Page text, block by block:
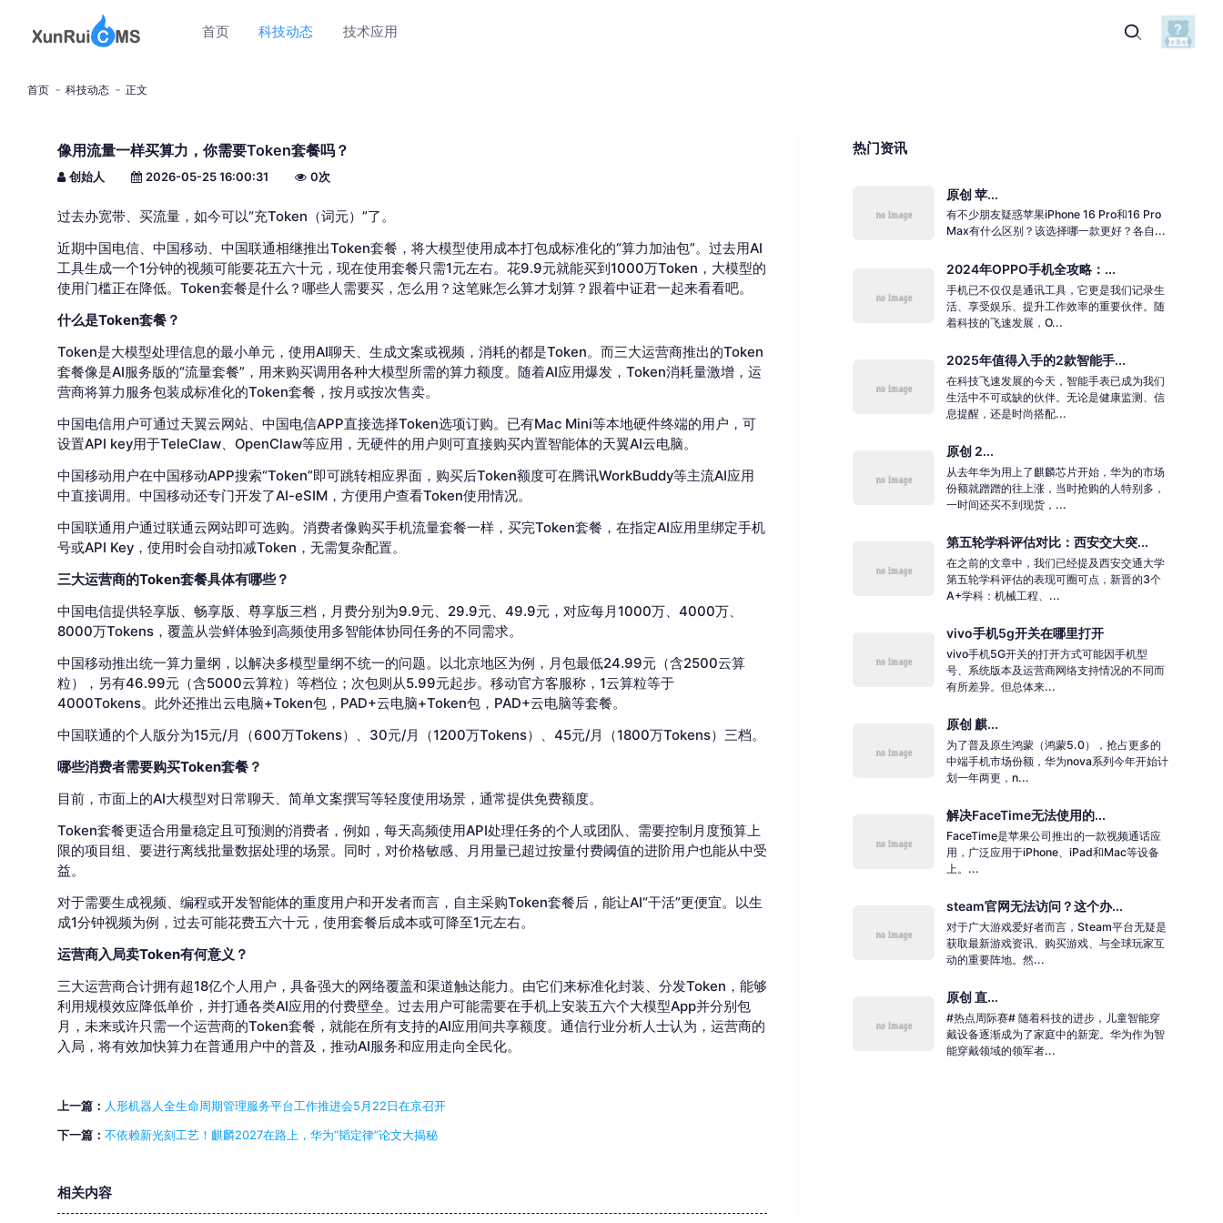
首页 科技动态 技术应用
首页 科技动态 正文
像用流量一样买算力，你需要Token套餐吗？
创始人 2026-05-25 16:00:31 0次
过去办宽带、买流量，如今可以“充Token（词元）”了。
近期中国电信、中国移动、中国联通相继推出Token套餐，将大模型使用成本打包成标准化的“算力加油包”。过去用AI
工具生成一个1分钟的视频可能要花五六十元，现在使用套餐只需1元左右。花9.9元就能买到1000万Token，大模型的
使用门槛正在降低。Token套餐是什么？哪些人需要买，怎么用？这笔账怎么算才划算？跟着中证君一起来看看吧。
什么是Token套餐？
Token是大模型处理信息的最小单元，使用AI聊天、生成文案或视频，消耗的都是Token。而三大运营商推出的Token
套餐像是AI服务版的“流量套餐”，用来购买调用各种大模型所需的算力额度。随着AI应用爆发，Token消耗量激增，运
营商将算力服务包装成标准化的Token套餐，按月或按次售卖。
中国电信用户可通过天翼云网站、中国电信APP直接选择Token选项订购。已有Mac Mini等本地硬件终端的用户，可
设置API key用于TeleClaw、OpenClaw等应用，无硬件的用户则可直接购买内置智能体的天翼AI云电脑。
中国移动用户在中国移动APP搜索“Token”即可跳转相应界面，购买后Token额度可在腾讯WorkBuddy等主流AI应用
中直接调用。中国移动还专门开发了AI-eSIM，方便用户查看Token使用情况。
中国联通用户通过联通云网站即可选购。消费者像购买手机流量套餐一样，买完Token套餐，在指定AI应用里绑定手机
号或API Key，使用时会自动扣减Token，无需复杂配置。
三大运营商的Token套餐具体有哪些？
中国电信提供轻享版、畅享版、尊享版三档，月费分别为9.9元、29.9元、49.9元，对应每月1000万、4000万、
8000万Tokens，覆盖从尝鲜体验到高频使用多智能体协同任务的不同需求。
中国移动推出统一算力量纲，以解决多模型量纲不统一的问题。以北京地区为例，月包最低24.99元（含2500云算
粒），另有46.99元（含5000云算粒）等档位；次包则从5.99元起步。移动官方客服称，1云算粒等于
4000Tokens。此外还推出云电脑+Token包，PAD+云电脑+Token包，PAD+云电脑等套餐。
中国联通的个人版分为15元/月（600万Tokens）、30元/月（1200万Tokens）、45元/月（1800万Tokens）三档。
哪些消费者需要购买Token套餐？
目前，市面上的AI大模型对日常聊天、简单文案撰写等轻度使用场景，通常提供免费额度。
Token套餐更适合用量稳定且可预测的消费者，例如，每天高频使用API处理任务的个人或团队、需要控制月度预算上
限的项目组、要进行离线批量数据处理的场景。同时，对价格敏感、月用量已超过按量付费阈值的进阶用户也能从中受
益。
对于需要生成视频、编程或开发智能体的重度用户和开发者而言，自主采购Token套餐后，能让AI“干活”更便宜。以生
成1分钟视频为例，过去可能花费五六十元，使用套餐后成本或可降至1元左右。
运营商入局卖Token有何意义？
三大运营商合计拥有超18亿个人用户，具备强大的网络覆盖和渠道触达能力。由它们来标准化封装、分发Token，能够
利用规模效应降低单价，并打通各类AI应用的付费壁垒。过去用户可能需要在手机上安装五六个大模型App并分别包
月，未来或许只需一个运营商的Token套餐，就能在所有支持的AI应用间共享额度。通信行业分析人士认为，运营商的
入局，将有效加快算力在普通用户中的普及，推动AI服务和应用走向全民化。
上一篇： 人形机器人全生命周期管理服务平台工作推进会5月22日在京召开
下一篇： 不依赖新光刻工艺！麒麟2027在路上，华为“韬定律”论文大揭秘
相关内容
热门资讯
原创 苹...
有不少朋友疑惑苹果iPhone 16 Pro和16 Pro
Max有什么区别？该选择哪一款更好？各自...
2024年OPPO手机全攻略：...
手机已不仅仅是通讯工具，它更是我们记录生
活、享受娱乐、提升工作效率的重要伙伴。随
着科技的飞速发展，O...
2025年值得入手的2款智能手...
在科技飞速发展的今天，智能手表已成为我们
生活中不可或缺的伙伴。无论是健康监测、信
息提醒，还是时尚搭配...
原创 2...
从去年华为用上了麒麟芯片开始，华为的市场
份额就蹭蹭的往上涨，当时抢购的人特别多，
一时间还买不到现货，...
第五轮学科评估对比：西安交大突...
在之前的文章中，我们已经提及西安交通大学
第五轮学科评估的表现可圈可点，新晋的3个
A+学科：机械工程、...
vivo手机5g开关在哪里打开
vivo手机5G开关的打开方式可能因手机型
号、系统版本及运营商网络支持情况的不同而
有所差异。但总体来...
原创 麒...
为了普及原生鸿蒙（鸿蒙5.0），抢占更多的
中端手机市场份额，华为nova系列今年开始计
划一年两更，n...
解决FaceTime无法使用的...
FaceTime是苹果公司推出的一款视频通话应
用，广泛应用于iPhone、iPad和Mac等设备
上。...
steam官网无法访问？这个办...
对于广大游戏爱好者而言，Steam平台无疑是
获取最新游戏资讯、购买游戏、与全球玩家互
动的重要阵地。然...
原创 直...
#热点周际赛# 随着科技的进步，儿童智能穿
戴设备逐渐成为了家庭中的新宠。华为作为智
能穿戴领域的领军者...